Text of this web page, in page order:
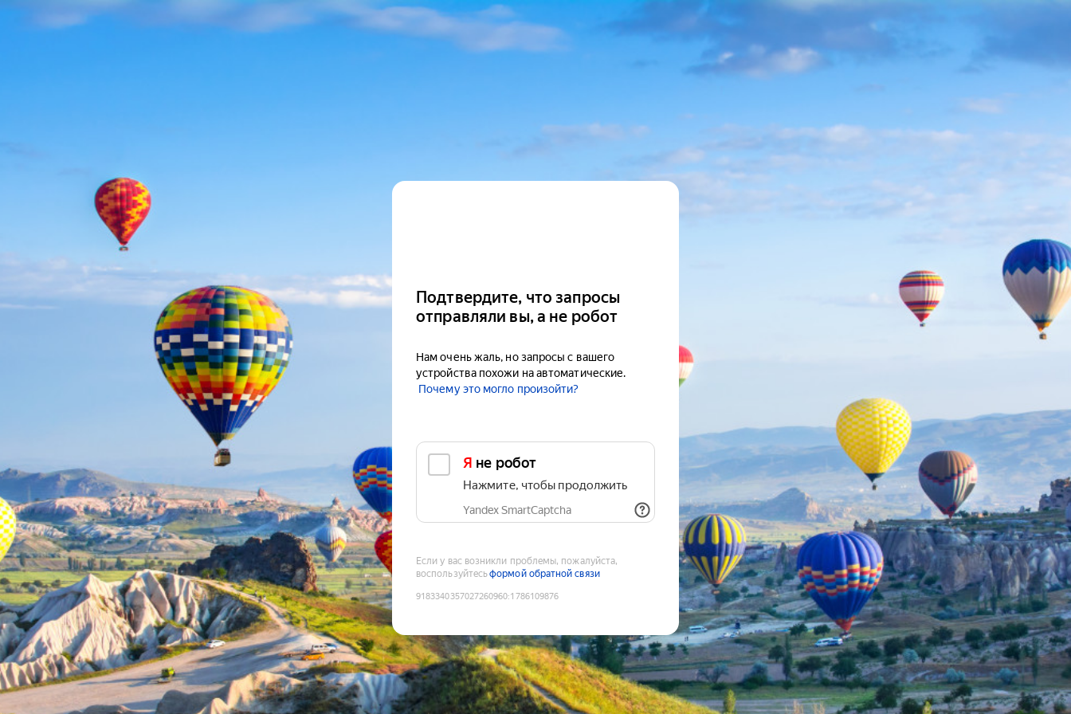
Подтвердите, что запросы
отправляли вы, а не робот
Нам очень жаль, но запросы с вашего
устройства похожи на автоматические.
Почему это могло произойти?
Я не робот
Нажмите, чтобы продолжить
Yandex SmartCaptcha
Если у вас возникли проблемы, пожалуйста,
воспользуйтесьформой обратной связи
9183340357027260960:1786109876